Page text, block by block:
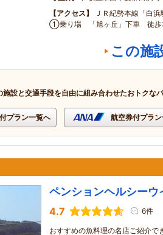
アクセス
ＪＲ紀勢本線「白
①乗り場 「旭ヶ丘」下車 徒歩
この施
施設と交通手段を自由に組み合わせたおトクな
プラン一覧へ 航空券付プラ
ペンションヘルシーウ
4.7 6件
おすすめの魚料理の名店ご紹介で